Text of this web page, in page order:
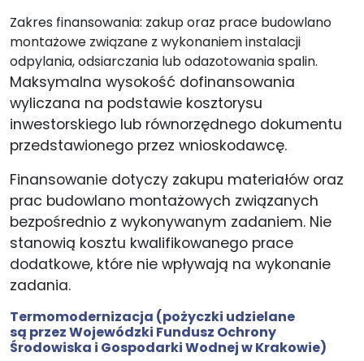
Zakres finansowania: zakup oraz prace budowlano
montażowe związane z wykonaniem instalacji
odpylania, odsiarczania lub odazotowania spalin.
Maksymalna wysokość dofinansowania
wyliczana na podstawie kosztorysu
inwestorskiego lub równorzędnego dokumentu
przedstawionego przez wnioskodawcę.
Finansowanie dotyczy zakupu materiałów oraz
prac budowlano montażowych związanych
bezpośrednio z wykonywanym zadaniem. Nie
stanowią kosztu kwalifikowanego prace
dodatkowe, które nie wpływają na wykonanie
zadania.
Termomodernizacja (pożyczki udzielane
są przez Wojewódzki Fundusz Ochrony
Środowiska i Gospodarki Wodnej w Krakowie)